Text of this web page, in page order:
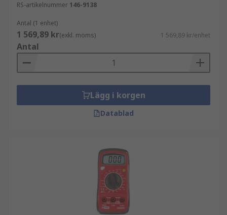
RS-artikelnummer 146-9138
Antal (1 enhet)
1 569,89 kr(exkl. moms) 1 569,89 kr/enhet
Antal
Lägg i korgen
Datablad